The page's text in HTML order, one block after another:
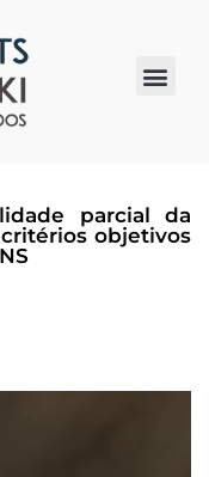
parcial da
critérios objetivos